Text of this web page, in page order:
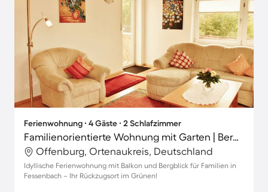
Ferienwohnung ∙ 4 Gäste ∙ 2 Schlafzimmer
Familienorientierte Wohnung mit Garten | Bergblick | Perfekt für die Arbeit von Zuhause
Offenburg, Ortenaukreis, Deutschland
Idyllische Ferienwohnung mit Balkon und Bergblick für Familien in
Fessenbach – Ihr Rückzugsort im Grünen!